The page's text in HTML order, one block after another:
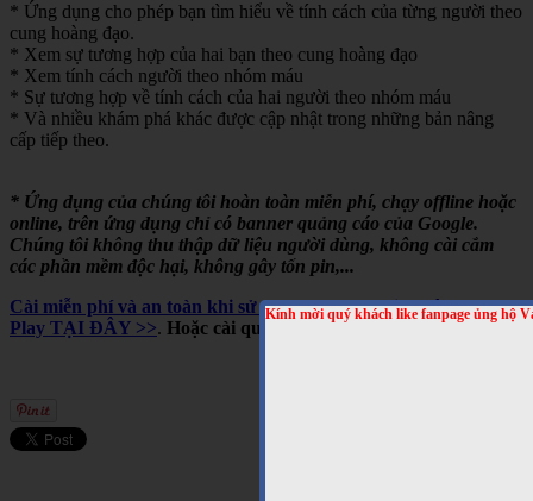
Kính mời quý khách like fanpage ủng hộ
* Ứng dụng cho phép bạn tìm hiểu về tính cách của từng người theo
cung hoàng đạo.
* Xem sự tương hợp của hai bạn theo cung hoàng đạo
* Xem tính cách người theo nhóm máu
* Sự tương hợp về tính cách của hai người theo nhóm máu
* Và nhiều khám phá khác được cập nhật trong những bản nâng
cấp tiếp theo.
* Ứng dụng của chúng tôi hoàn toàn miễn phí, chạy offline hoặc
online, trên ứng dụng chỉ có banner quảng cáo của Google.
Chúng tôi không thu thập dữ liệu người dùng, không cài cắm
các phần mềm độc hại, không gây tốn pin,...
Cài miễn phí và an toàn khi sử dụng cho Android, trên Google
Play TẠI ĐÂY >>. Hoặc cài qua mã QRCODE sau